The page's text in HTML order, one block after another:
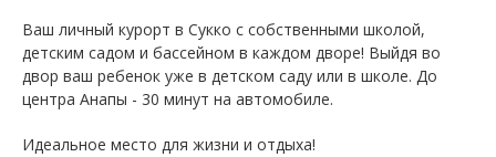
Ваш личный курорт в Сукко с собственными школой,
детским садом и бассейном в каждом дворе! Выйдя во
двор ваш ребенок уже в детском саду или в школе. До
центра Анапы - 30 минут на автомобиле.
Идеальное место для жизни и отдыха!